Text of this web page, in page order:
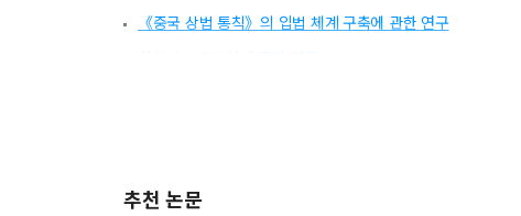
《중국 상법 통칙》의 입법 체계 구축에 관한 연구
추천 논문